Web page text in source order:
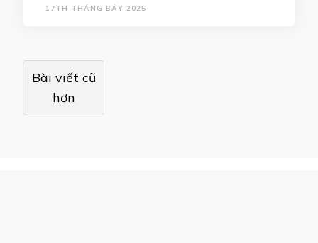
17TH THÁNG BẢY 2025
Điều
hướng
bài
Bài viết cũ
hơn